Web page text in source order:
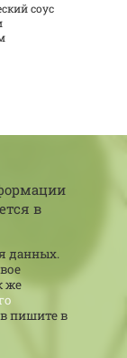
соус
в
данных.
же
пишите в